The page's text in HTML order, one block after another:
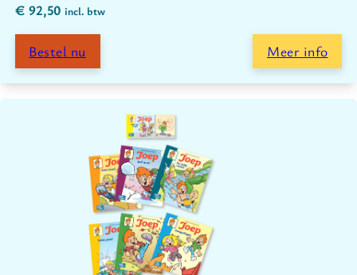
€ 92,50 incl. btw
Bestel nu Meer info